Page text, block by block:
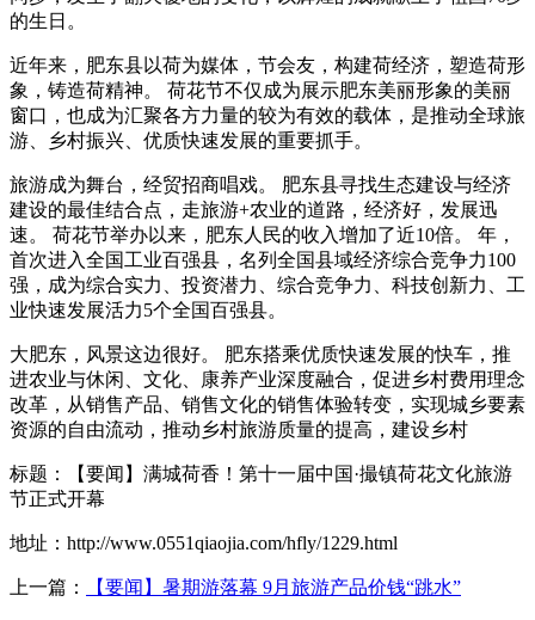
的生日。
近年来，肥东县以荷为媒体，节会友，构建荷经济，塑造荷形
象，铸造荷精神。 荷花节不仅成为展示肥东美丽形象的美丽
窗口，也成为汇聚各方力量的较为有效的载体，是推动全球旅
游、乡村振兴、优质快速发展的重要抓手。
旅游成为舞台，经贸招商唱戏。 肥东县寻找生态建设与经济
建设的最佳结合点，走旅游+农业的道路，经济好，发展迅
速。 荷花节举办以来，肥东人民的收入增加了近10倍。 年，
首次进入全国工业百强县，名列全国县域经济综合竞争力100
强，成为综合实力、投资潜力、综合竞争力、科技创新力、工
业快速发展活力5个全国百强县。
大肥东，风景这边很好。 肥东搭乘优质快速发展的快车，推
进农业与休闲、文化、康养产业深度融合，促进乡村费用理念
改革，从销售产品、销售文化的销售体验转变，实现城乡要素
资源的自由流动，推动乡村旅游质量的提高，建设乡村
标题：【要闻】满城荷香！第十一届中国·撮镇荷花文化旅游
节正式开幕
地址：http://www.0551qiaojia.com/hfly/1229.html
上一篇： 【要闻】暑期游落幕 9月旅游产品价钱“跳水”